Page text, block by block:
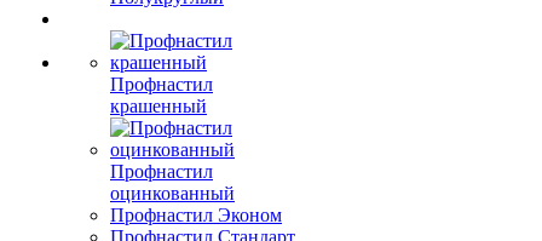
Профнастил
крашенный
Профнастил
оцинкованный
Профнастил Эконом
Профнастил Стандарт